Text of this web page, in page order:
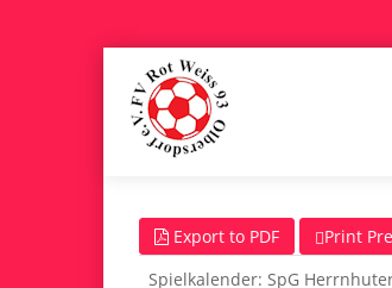
Export to PDF
Print
Spielkalender: SpG